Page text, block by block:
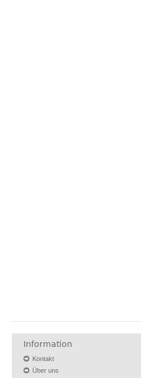
Information
Kontakt
Über uns